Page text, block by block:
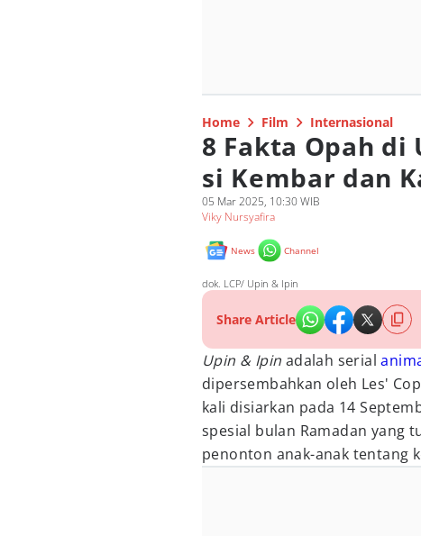
Home Film Internasional
8 Fakta Opah
si Kembar dan
05 Mar 2025, 10:30 WIB
Viky Nursyafira
News Channel
dok. LCP/ Upin & Ipin
Share Article
Upin & Ipin adalah serial
dipersembahkan oleh Les'
kali disiarkan pada 14
spesial bulan Ramadan yang
penonton anak-anak tentang